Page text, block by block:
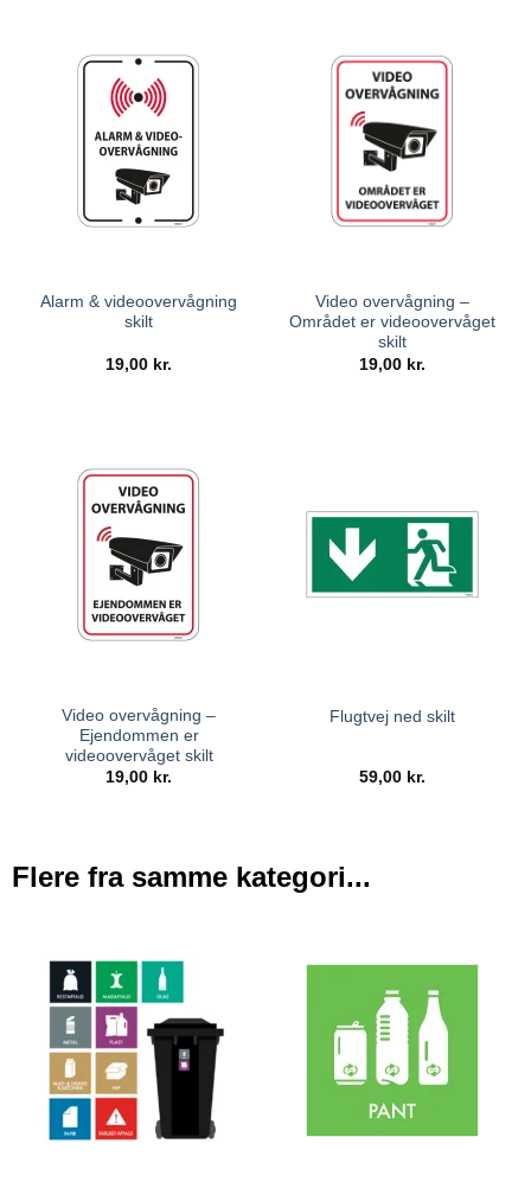
Alarm & videoovervågning
skilt
19,00 kr.
Video overvågning –
Området er videoovervåget
skilt
19,00 kr.
Video overvågning –
Ejendommen er
videoovervåget skilt
19,00 kr.
Flugtvej ned skilt
59,00 kr.
Flere fra samme kategori...